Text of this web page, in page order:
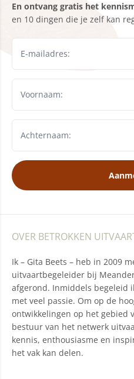
En ontvang gratis het
en 10 dingen die je zelf kan
OVER BETROKKEN
Ik – Gita Beets – heb in 2009
uitvaartbegeleider bij
afgerond. Inmiddels begeleid
met veel passie. Om op de
ontwikkelingen op het gebied
bestuur van het netwerk
kennis, enthousiasme en
het vak kan delen.